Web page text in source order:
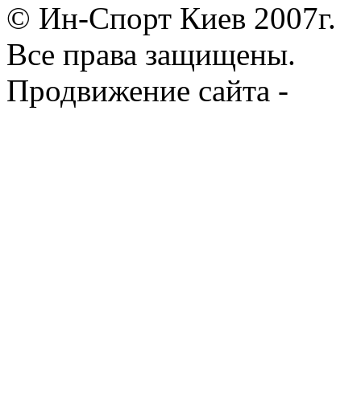
© Ин-Спорт Киев 2007г.
Все права защищены.
Продвижение сайта -